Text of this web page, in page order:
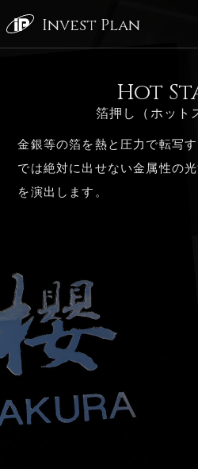
Invest Plan
Hot
箔押し（ホット
金銀等の箔を熱と圧力で転写
では絶対に出せない金属性の
を演出します。